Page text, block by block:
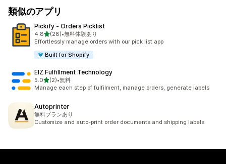
類似のアプリ
Pickify ‑ Orders Picklist
4.85つ星中
(28)
合計レビュー数：28件
•無料体験あり
Effortlessly manage orders with our pick list app
Built for Shopify
EIZ Fulfillment Technology
5.05つ星中
(2)
合計レビュー数：2件
•無料
Manage each step of fulfilment, manage orders, generate labels
Autoprinter
無料プランあり
Customize and auto-print order documents and shipping labels